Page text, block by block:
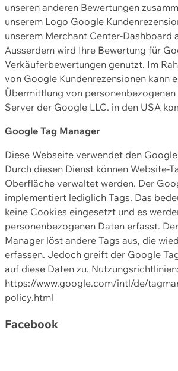
unseren anderen Bewertungen
unserem Logo Google
unserem Merchant Center-Dashboard
Ausserdem wird Ihre Bewertung für
Verkäuferbewertungen genutzt. Im
von Google Kundenrezensionen kann
Übermittlung von personenbezogenen
Server der Google LLC. in den USA
Google Tag Manager
Diese Webseite verwendet den
Durch diesen Dienst können Website-
Oberfläche verwaltet werden. Der
implementiert lediglich Tags. Das
keine Cookies eingesetzt und es
personenbezogenen Daten erfasst.
Manager löst andere Tags aus, die
erfassen. Jedoch greift der Google
auf diese Daten zu. Nutzungsrichtlinien:
https://www.google.com/intl/de/
policy.html
Facebook